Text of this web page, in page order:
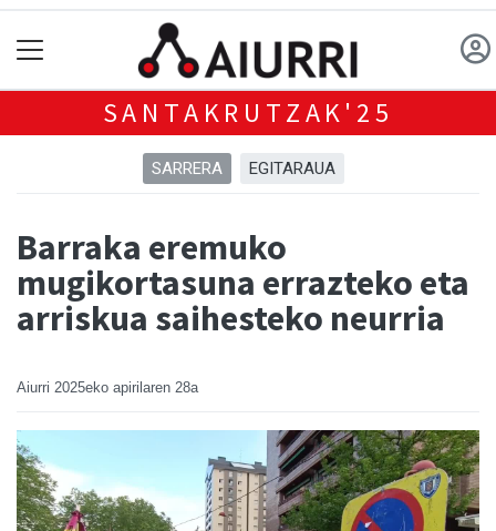
SANTAKRUTZAK'25
SARRERA EGITARAUA
Barraka eremuko
mugikortasuna errazteko eta
arriskua saihesteko neurria
Aiurri 2025eko apirilaren 28a